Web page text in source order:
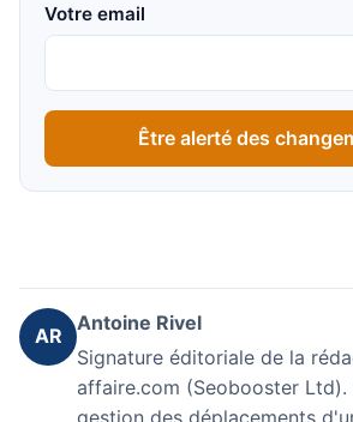
Votre email
Être alerté des
AR
Antoine Rivel
Signature éditoriale de la
affaire.com (Seobooster Ltd).
gestion des déplacements